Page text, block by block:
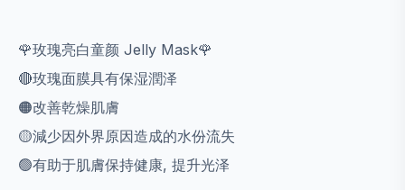
🌹玫瑰亮白童颜 Jelly Mask🌹
🔴玫瑰面膜具有保湿潤泽
🟠改善乾燥肌膚
🟡減少因外界原因造成的水份流失
🟢有助于肌膚保持健康, 提升光泽